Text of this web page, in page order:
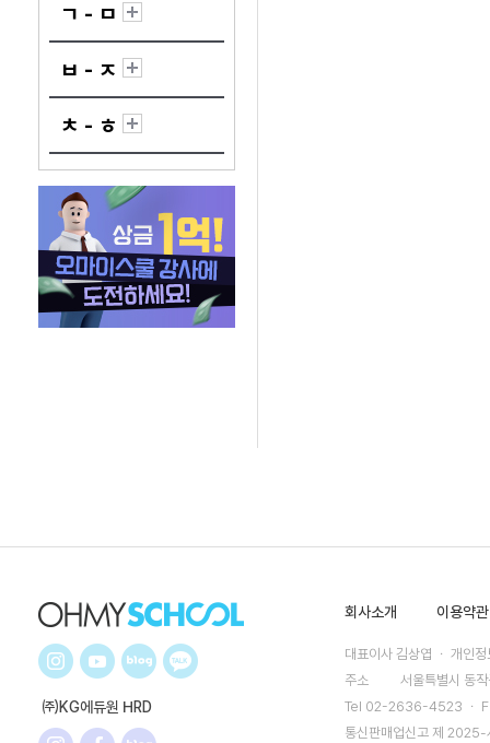
ㄱ - ㅁ
ㅂ - ㅈ
ㅊ - ㅎ
㈜KG에듀원 HRD
회사소개 이용약관
대표이사 김상엽 ㆍ 개인
주소
서울특별시 동
Tel 02-2636-4523 ㆍ
통신판매업신고 제